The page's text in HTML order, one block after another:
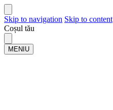
Skip to navigation Skip to content
Coșul tău
MENIU